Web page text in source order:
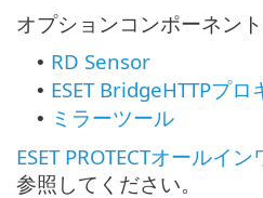
オプションコンポーネン
• RD Sensor
• ESET BridgeHTTPプロ
• ミラーツール
ESET PROTECTオールイ
参照してください。